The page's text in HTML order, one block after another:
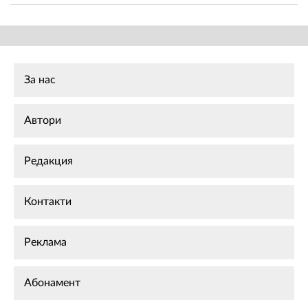
За нас
Автори
Редакция
Контакти
Реклама
Абонамент